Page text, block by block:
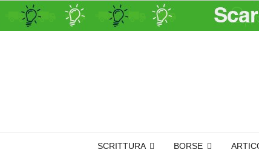
SCRITTURA BORSE